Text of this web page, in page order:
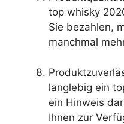
top whisky
Sie bezahlen,
manchmal
langlebig ein
ein Hinweis
Ihnen zur